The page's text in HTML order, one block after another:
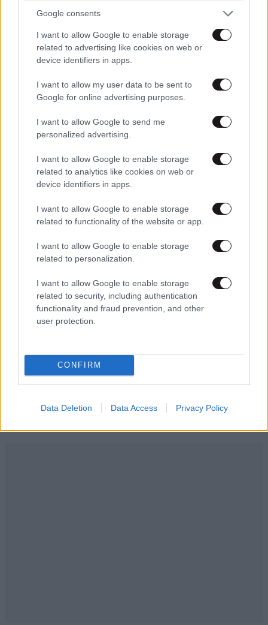
Google consents
I want to allow Google to enable storage
related to advertising like cookies on web or
device identifiers in apps.
I want to allow my user data to be sent to
Google for online advertising purposes.
I want to allow Google to send me
personalized advertising.
I want to allow Google to enable storage
related to analytics like cookies on web or
device identifiers in apps.
I want to allow Google to enable storage
related to functionality of the website or app.
I want to allow Google to enable storage
related to personalization.
I want to allow Google to enable storage
related to security, including authentication
functionality and fraud prevention, and other
user protection.
CONFIRM
Data Deletion Data Access Privacy Policy
ΣΧΌΛΙΑ ΑΝΑΓΝΩΣΤΏΝ
ΠΡΟΣΘΕΣΤΕ ΤΟ ΣΧΟΛΙΟ ΣΑΣ
Xαρακτήρες: 0/1000
ΠΡΟΣΘΗΚΗ
Κουκου 21·01·2022 09:02
Ασε μας ρε Σαμπρινα
Απαντήστε